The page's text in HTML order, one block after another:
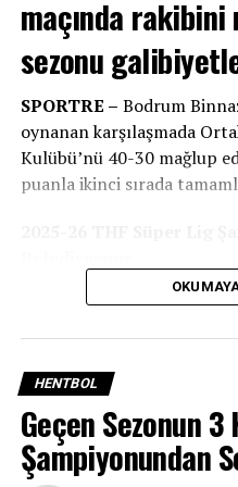
BIR SONRAKI
Bodrum FK haftayı
BIR ÖNCEKI
almıyoruz”
maçında
sezonu
SPORTRE – Bodrum
oynanan karşılaşmada
Kulübü’nü 40-30 mağlup
puanla ikinci sırada
Oynanan son hafta
Süper Lig şampiyonu oldu.
HENTBOL
Geçen Sezonun 3
Şampiyonundan